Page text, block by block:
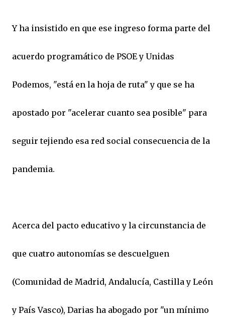
Y ha insistido en que ese ingreso forma parte del
acuerdo programático de PSOE y Unidas
Podemos, "está en la hoja de ruta" y que se ha
apostado por "acelerar cuanto sea posible" para
seguir tejiendo esa red social consecuencia de la
pandemia.
Acerca del pacto educativo y la circunstancia de
que cuatro autonomías se descuelguen
(Comunidad de Madrid, Andalucía, Castilla y León
y País Vasco), Darias ha abogado por "un mínimo